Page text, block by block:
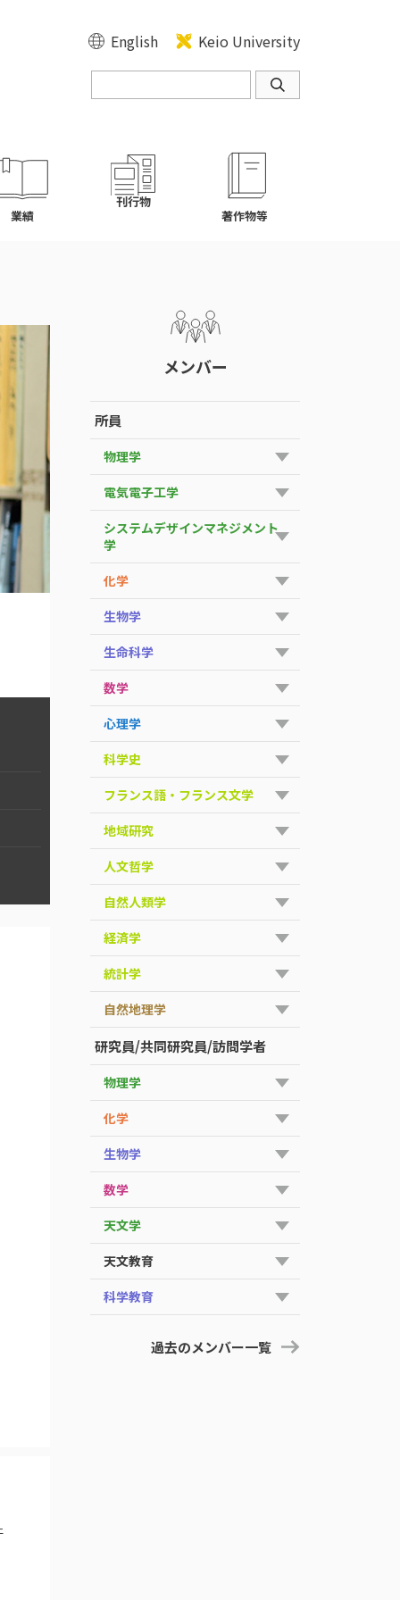
English Keio University
業績
刊行物
著作物等
メンバー
所員
物理学
電気電子工学
システムデザインマネジメント
学
化学
生物学
生命科学
数学
心理学
科学史
フランス語・フランス文学
地域研究
人文哲学
自然人類学
経済学
統計学
自然地理学
研究員/共同研究員/訪問学者
物理学
化学
生物学
数学
天文学
天文教育
科学教育
過去のメンバー一覧